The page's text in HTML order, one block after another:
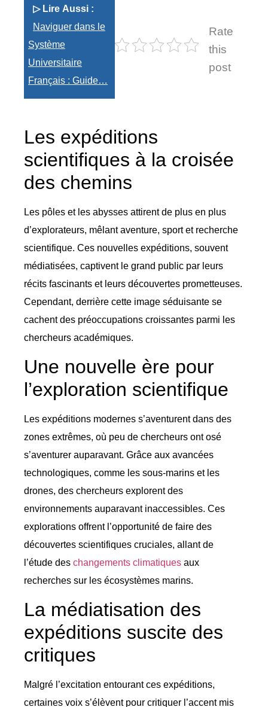
▷ Lire Aussi :
Naviguer dans le
Système
Universitaire
Français : Guide…
Rate
this
post
Les expéditions
scientifiques à la croisée
des chemins
Les pôles et les abysses attirent de plus en plus
d’explorateurs, mêlant aventure, sport et recherche
scientifique. Ces nouvelles expéditions, souvent
médiatisées, captivent le grand public par leurs
récits fascinants et leurs découvertes prometteuses.
Cependant, derrière cette image séduisante se
cachent des préoccupations croissantes parmi les
chercheurs académiques.
Une nouvelle ère pour
l’exploration scientifique
Les expéditions modernes s’aventurent dans des
zones extrêmes, où peu de chercheurs ont osé
s’aventurer auparavant. Grâce aux avancées
technologiques, comme les sous-marins et les
drones, des chercheurs explorent des
environnements auparavant inaccessibles. Ces
explorations offrent l’opportunité de faire des
découvertes scientifiques cruciales, allant de
l’étude des changements climatiques aux
recherches sur les écosystèmes marins.
La médiatisation des
expéditions suscite des
critiques
Malgré l’excitation entourant ces expéditions,
certaines voix s’élèvent pour critiquer l’accent mis